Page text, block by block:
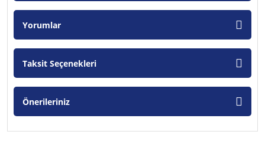
Yorumlar
Taksit Seçenekleri
Önerileriniz